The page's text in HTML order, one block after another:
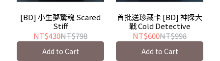
[BD] 小生夢驚魂 Scared
Stiff
NT$430NT$798
Add to Cart
首批送珍藏卡 [BD] 神探大
戰 Cold Detective
NT$600NT$998
Add to Cart